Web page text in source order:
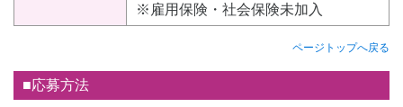
※雇用保険・社会保険未加入
ページトップへ戻る
■応募方法